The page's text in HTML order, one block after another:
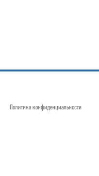
Политика конфиденциальности